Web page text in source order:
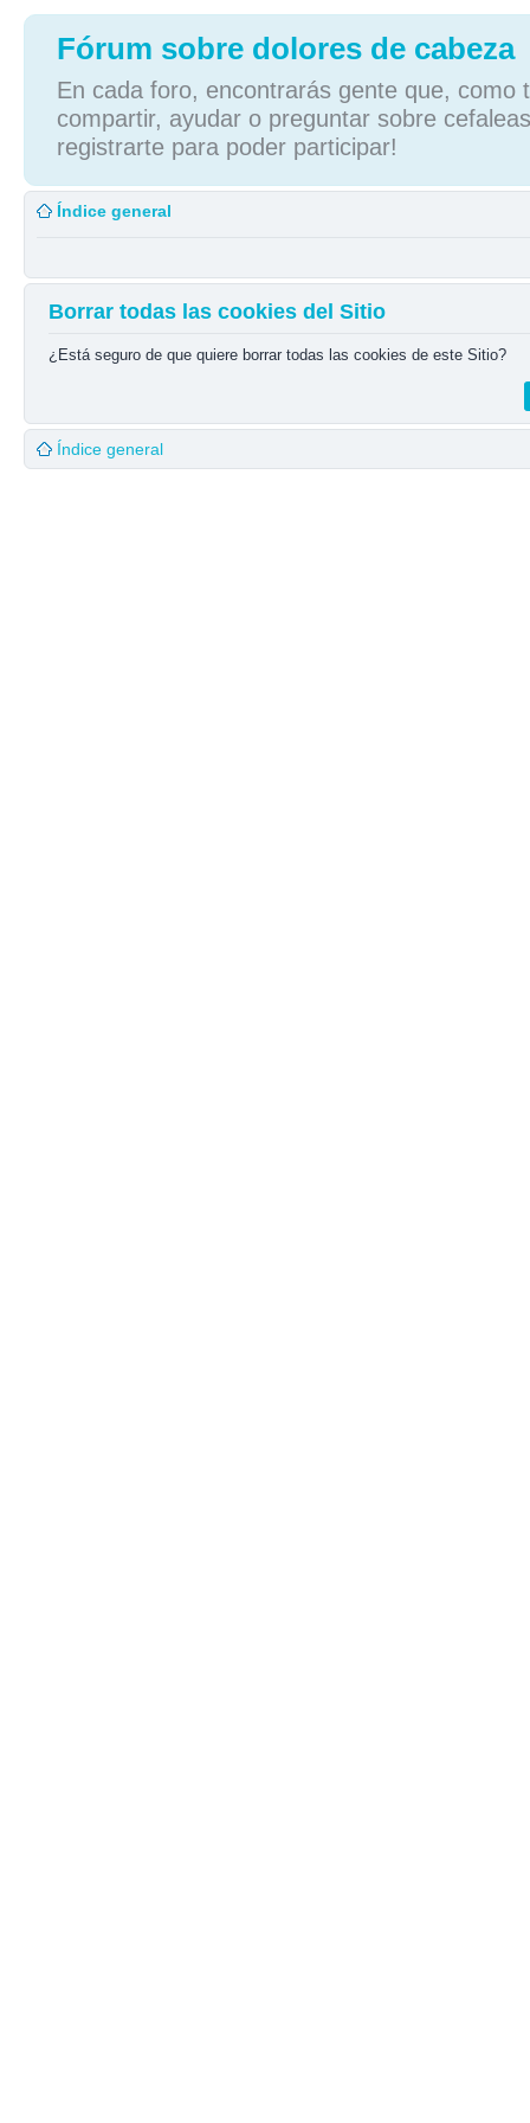
Fórum sobre dolores de cabeza
En cada foro, encontrarás gente que, como
compartir, ayudar o preguntar sobre
registrarte para poder participar!
Índice general
Borrar todas las cookies del Sitio
¿Está seguro de que quiere borrar todas las cookies de este Sitio?
Índice general